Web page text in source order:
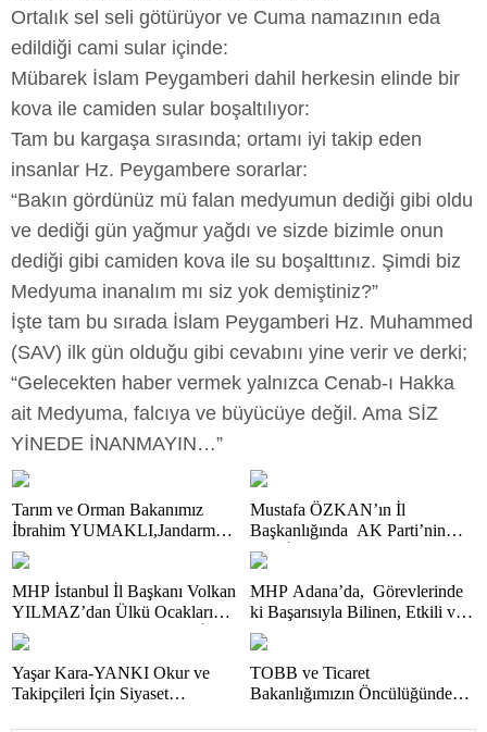
Ortalık sel seli götürüyor ve Cuma namazının eda
edildiği cami sular içinde:
Mübarek İslam Peygamberi dahil herkesin elinde bir
kova ile camiden sular boşaltılıyor:
Tam bu kargaşa sırasında; ortamı iyi takip eden
insanlar Hz. Peygambere sorarlar:
“Bakın gördünüz mü falan medyumun dediği gibi oldu
ve dediği gün yağmur yağdı ve sizde bizimle onun
dediği gibi camiden kova ile su boşalttınız. Şimdi biz
Medyuma inanalım mı siz yok demiştiniz?”
İşte tam bu sırada İslam Peygamberi Hz. Muhammed
(SAV) ilk gün olduğu gibi cevabını yine verir ve derki;
“Gelecekten haber vermek yalnızca Cenab-ı Hakka
ait Medyuma, falcıya ve büyücüye değil. Ama SİZ
YİNEDE İNANMAYIN…”
Tarım ve Orman Bakanımız
İbrahim YUMAKLI,Jandarma
Genel Komutanımız Adanalı
Gurur Kaynağımız Orgeneral
Ali ÇARDAKÇI Paşamız ve
Adana Valimiz Mustafa
YAVUZ’un Önemle Dikkatleri
Başta Olmak Üzere; KOZAN
GAZİKÖY’DEN ETKİN
DEĞER “TÜRKEŞ
Mustafa ÖZKAN’ın İl
Başkanlığında AK Parti’nin
Yeni İl Yönetim Kurulu ve
Başkanlık Divanı Belli Oldu…
Bu arada Cumhurbaşkanımız
ERDOĞAN ve Ak Parti’ye
Daima Vefa Dolu Bağlılıklarıyla
Kamuoyunca Yakinen Bilinen
Gazeteci Mustafa ÖZALP ve
Tanınmış Esnaf Değerimiz
MHP İstanbul İl Başkanı Volkan
YILMAZ’dan Ülkü Ocakları
Eğitim ve Kültür Vakfı’nın İl
Başkanı Alparslan DOĞAN’a
Ziyaret…
MHP Adana’da, Görevlerinde
ki Başarısıyla Bilinen, Etkili ve
Faal Çalışmalarıyla Toplumla
Kucaklaşan, Ülküsüne Ve
Teşkilatına Bağlı Bir Başarılı
Siyasetçi Mehmet ŞAHİN…
Yaşar Kara-YANKI Okur ve
Takipçileri İçin Siyaset
TOBB ve Ticaret
Bakanlığımızın Öncülüğünde